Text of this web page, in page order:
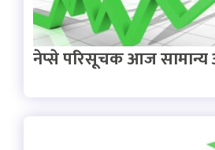
नेप्से परिसूचक आज सामान्य